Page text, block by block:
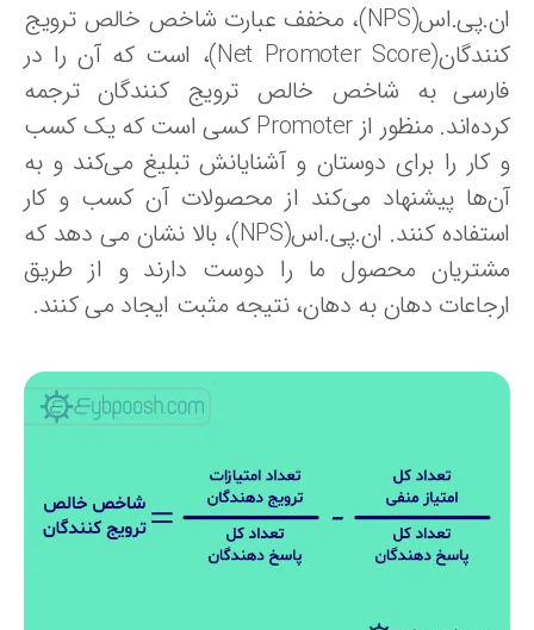
ان.پی.اس(NPS)، مخفف عبارت شاخص خالص ترویج
کنندگان(Net Promoter Score)، است که آن را در
به شاخص خالص ترویج کنندگان ترجمه
کرده‌اند. منظور از Promoter کسی است که یک کسب
کار را برای دوستان و آشنایانش تبلیغ می‌کند و به
پیشنهاد می‌کند از محصولات آن کسب و کار
استفاده کنند. ان.پی.اس(NPS)، بالا نشان می دهد که
محصول ما را دوست دارند و از طریق
دهان به دهان، نتیجه مثبت ایجاد می کنند.